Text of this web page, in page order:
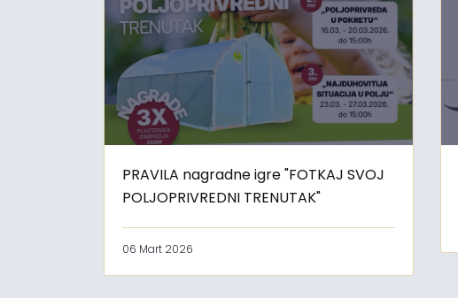
PRAVILA nagradne igre "FOTKAJ SVOJ
POLJOPRIVREDNI TRENUTAK"
06 Mart 2026